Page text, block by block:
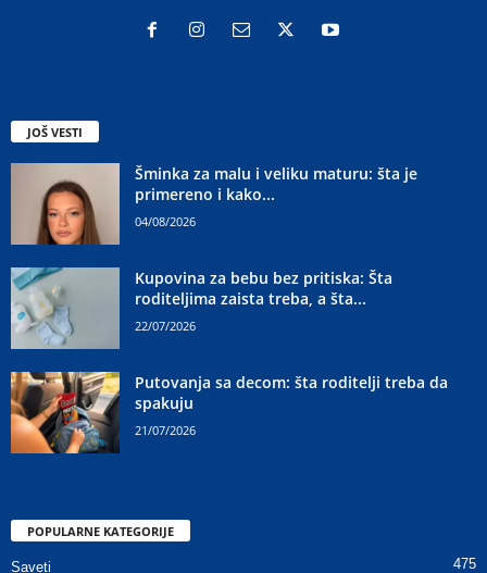
JOŠ VESTI
Šminka za malu i veliku maturu: šta je
primereno i kako...
04/08/2026
Kupovina za bebu bez pritiska: Šta
roditeljima zaista treba, a šta...
22/07/2026
Putovanja sa decom: šta roditelji treba da
spakuju
21/07/2026
POPULARNE KATEGORIJE
Saveti 475